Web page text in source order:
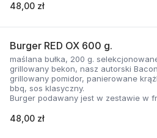
48,00 zł
Burger RED OX 600 g.
maślana bułka, 200 g.
grillowany bekon, nasz autorski
grillowany pomidor, panierowane
bbq, sos klasyczny.
Burger podawany jest w zestawie w
48,00 zł